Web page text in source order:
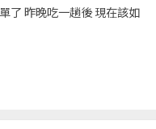
了 昨晚吃一趟後 現在該如